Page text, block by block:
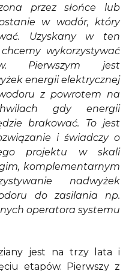
przez słońce lub
w wodór, który
Uzyskany w ten
wykorzystywać
Pierwszym jest
energii elektrycznej
z powrotem na
gdy energii
brakować. To jest
i świadczy o
projektu w skali
komplementarnym
nadwyżek
do zasilania np.
operatora systemu
jest na trzy lata i
etapów. Pierwszy z